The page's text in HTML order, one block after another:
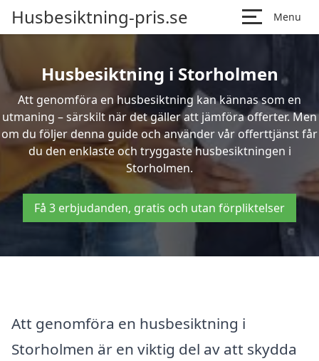
Husbesiktning-pris.se Menu
Husbesiktning i Storholmen
Att genomföra en husbesiktning kan kännas som en
utmaning – särskilt när det gäller att jämföra offerter. Men
om du följer denna guide och använder vår offerttjänst får
du den enklaste och tryggaste husbesiktningen i
Storholmen.
Få 3 erbjudanden, gratis och utan förpliktelser
Att genomföra en husbesiktning i
Storholmen är en viktig del av att skydda